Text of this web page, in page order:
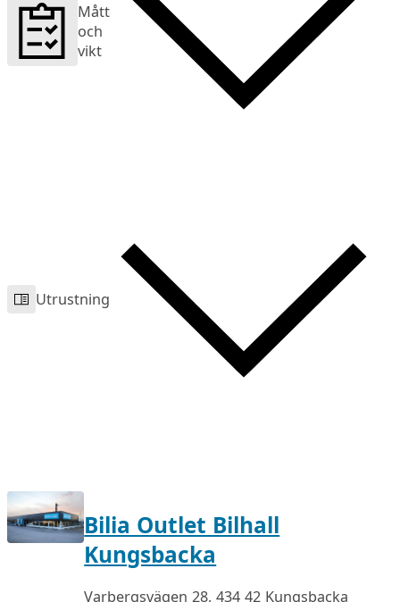
Mått
och
vikt
Utrustning
Bilia Outlet Bilhall
Kungsbacka
Varbergsvägen 28, 434 42 Kungsbacka